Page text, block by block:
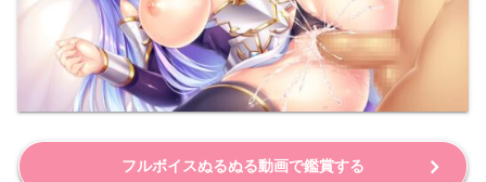
フルボイスぬるぬる動画で鑑賞する